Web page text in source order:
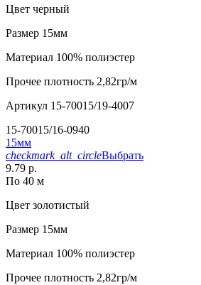
Цвет черный
Размер 15мм
Материал 100% полиэстер
Прочее плотность 2,82гр/м
Артикул 15-70015/19-4007
15-70015/16-0940
15мм
checkmark_alt_circleВыбрать
9.79 р.
По 40 м
Цвет золотистый
Размер 15мм
Материал 100% полиэстер
Прочее плотность 2,82гр/м